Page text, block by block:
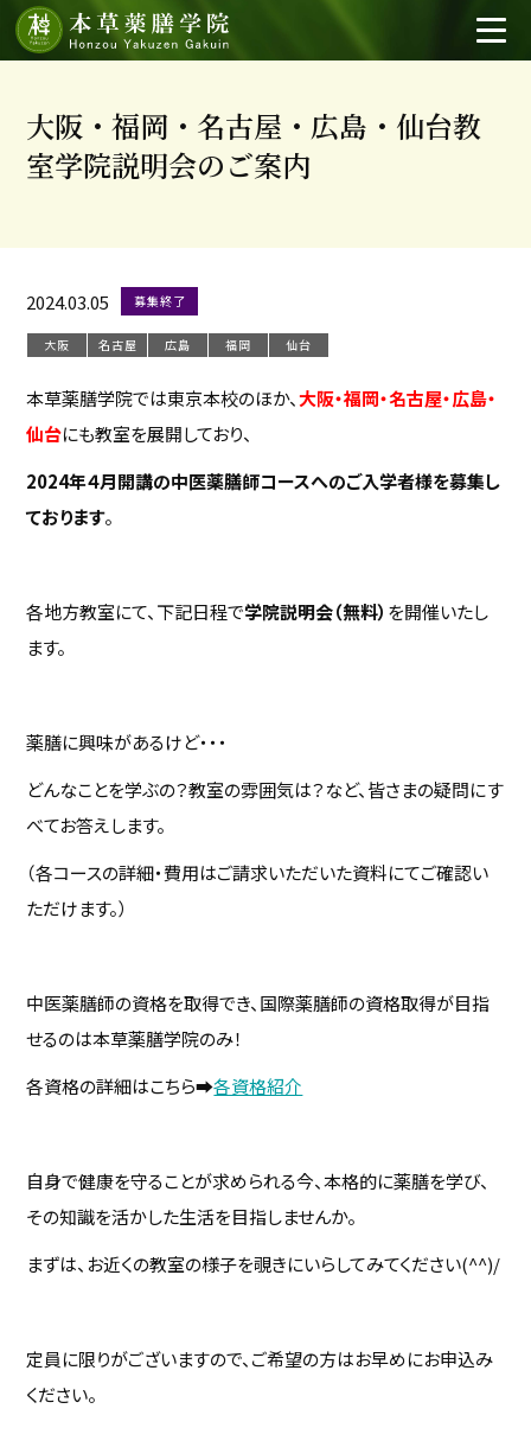
大阪・福岡・名古屋・広島・仙台教
室学院説明会のご案内
2024.03.05 募集終了
大阪 名古屋 広島 福岡 仙台
本草薬膳学院では東京本校のほか、大阪・福岡・名古屋・広島・
仙台にも教室を展開しており、
2024年４月開講の中医薬膳師コースへのご入学者様を募集し
ております。
各地方教室にて、下記日程で学院説明会（無料） を開催いたし
ます。
薬膳に興味があるけど・・・
どんなことを学ぶの？教室の雰囲気は？など、皆さまの疑問にす
べてお答えします。
（各コースの詳細・費用はご請求いただいた資料にてご確認い
ただけます。）
中医薬膳師の資格を取得でき、国際薬膳師の資格取得が目指
せるのは本草薬膳学院のみ！
各資格の詳細はこちら➡各資格紹介
自身で健康を守ることが求められる今、本格的に薬膳を学び、
その知識を活かした生活を目指しませんか。
まずは、お近くの教室の様子を覗きにいらしてみてください(^^)/
定員に限りがございますので、ご希望の方はお早めにお申込み
ください。